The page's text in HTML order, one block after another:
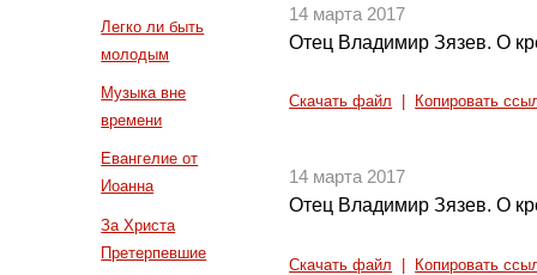
Легко ли быть
молодым
Музыка вне
времени
Евангелие от
Иоанна
За Христа
Претерпевшие
14 марта 2017
Отец Владимир Зязев. О
Скачать файл Копировать
14 марта 2017
Отец Владимир Зязев. О
Скачать файл Копировать